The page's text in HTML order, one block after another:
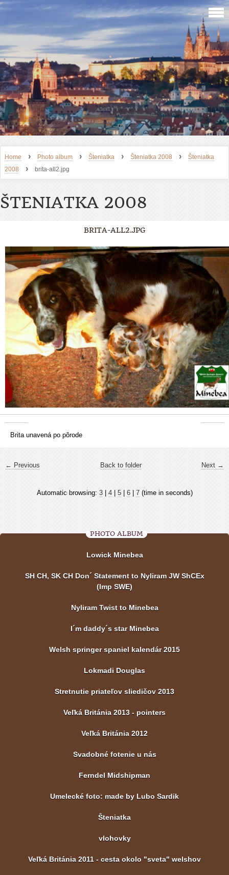
Home › Photo album › Šteniatka › Šteniatka 2008 ›
Šteniatka
2008
› brita-all2.jpg
ŠTENIATKA 2008
BRITA-ALL2.JPG
Brita unavená po pôrode
← Previous Next →
Back to folder
Automatic browsing: 3| 4| 5| 6| 7(time in seconds)
PHOTO ALBUM
Lowick Minebea
SH CH, SK CH Don´ Statement to Nyliram JW ShCEx
(Imp SWE)
Nyliram Twist to Minebea
I´m daddy´s star Minebea
Welsh springer spaniel kalendár 2015
Lokmadi Douglas
Stretnutie priateľov sliedičov 2013
Veľká Británia 2013 - pointers
Veľká Británia 2012
Svadobné fotenie u nás
Ferndel Midshipman
Umelecké foto: made by Lubo Sardik
Šteniatka
vlohovky
Veľká Británia 2011 - cesta okolo "sveta" welshov